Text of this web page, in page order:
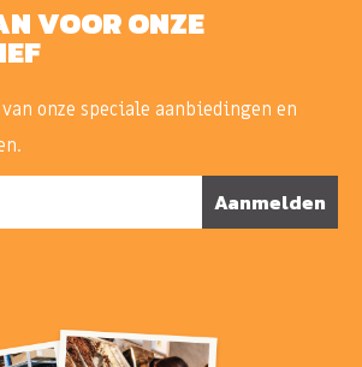
VOOR ONZE
onze speciale aanbiedingen en
Aanmelden